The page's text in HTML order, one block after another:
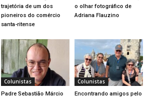
trajetória de um dos
pioneiros do comércio
santa-ritense
o olhar fotográfico de
Adriana Flauzino
Colunistas
Padre Sebastião Márcio
Colunistas
Encontrando amigos pelo